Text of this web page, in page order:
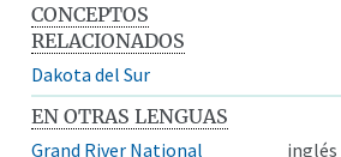
CONCEPTOS
RELACIONADOS
Dakota del Sur
EN OTRAS LENGUAS
Grand River National
inglés